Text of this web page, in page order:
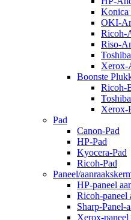
Konica
OKI-
Ricoh-
Riso-
Xerox-
Boonste
Ricoh-
Xerox-
Pad
Canon-Pad
HP-Pad
Kyocera-Pad
Ricoh-Pad
Paneel/
HP-paneel
Ricoh-paneel
Sharp-Panel-
Xerox-paneel